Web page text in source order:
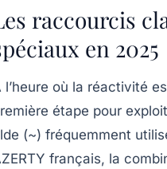
raccourcis
en 2025
l’heure où la réactivité
étape pour
(~) fréquemment
français, la